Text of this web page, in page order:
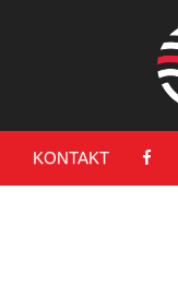
KONTAKT